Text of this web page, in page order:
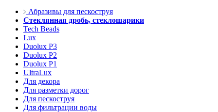
Абразивы для пескоструя
Стеклянная дробь, стеклошарики
Tech Beads
Lux
Duolux P3
Duolux P2
Duolux P1
UltraLux
Для декора
Для разметки дорог
Для пескоструя
Для фильтрации воды